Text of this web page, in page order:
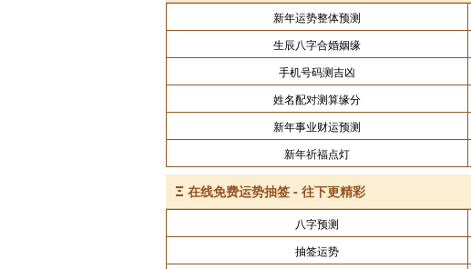
新年运势整体预测
生辰八字合婚姻缘
手机号码测吉凶
姓名配对测算缘分
新年事业财运预测
新年祈福点灯
Ξ 在线免费运势抽签 - 往下更精彩
八字预测
抽签运势